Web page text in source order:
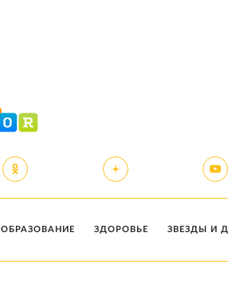
ОБРАЗОВАНИЕ ЗДОРОВЬЕ ЗВЕЗДЫ И